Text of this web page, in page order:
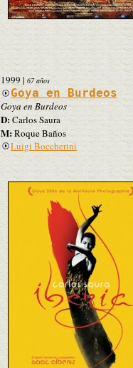
1999 | 67 años
Goya en Burdeos
Goya en Burdeos
D:Carlos Saura
M:Roque Baños
Luigi Boccherini